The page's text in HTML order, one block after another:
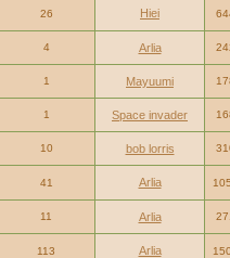
26 Hiei
4 Arlia
1 Mayuumi
1 Space invader
10 bob lorris
41 Arlia
11 Arlia
113 Arlia